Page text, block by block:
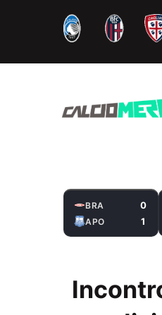
contenuto
BRA 0
APO 1